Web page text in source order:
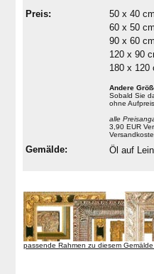
Preis:
50 x 40
60 x 50
90 x 60
120 x 90
180 x 120
Andere
Sobald Sie
ohne
alle
3,90 EUR
Gemälde: Öl auf
passende Rahmen zu diesem